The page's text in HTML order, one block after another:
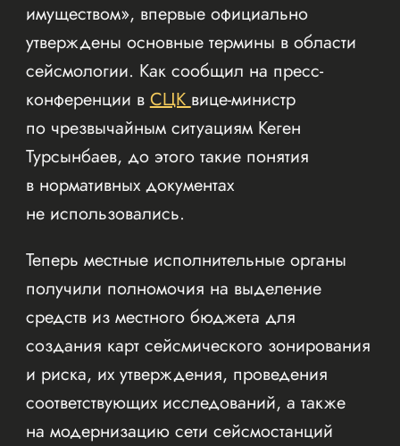
имуществом», впервые официально
утверждены основные термины в области
сейсмологии. Как сообщил на пресс-
конференции вСЦКвице-министр
по чрезвычайным ситуациям Кеген
Турсынбаев, до этого такие понятия
в нормативных документах
не использовались.
Теперь местные исполнительные органы
получили полномочия на выделение
средств из местного бюджета для
создания карт сейсмического зонирования
и риска, их утверждения, проведения
соответствующих исследований, а также
на модернизацию сети сейсмостанций